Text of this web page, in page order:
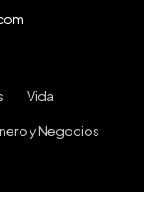
Vida
y Negocios